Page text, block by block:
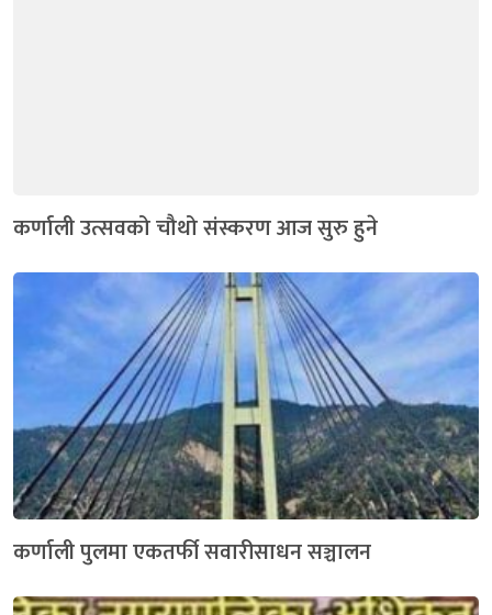
कर्णाली उत्सवको चौथो संस्करण आज सुरु हुने
कर्णाली पुलमा एकतर्फी सवारीसाधन सञ्चालन